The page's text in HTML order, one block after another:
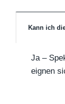
Kann ich
Ja –
eignen